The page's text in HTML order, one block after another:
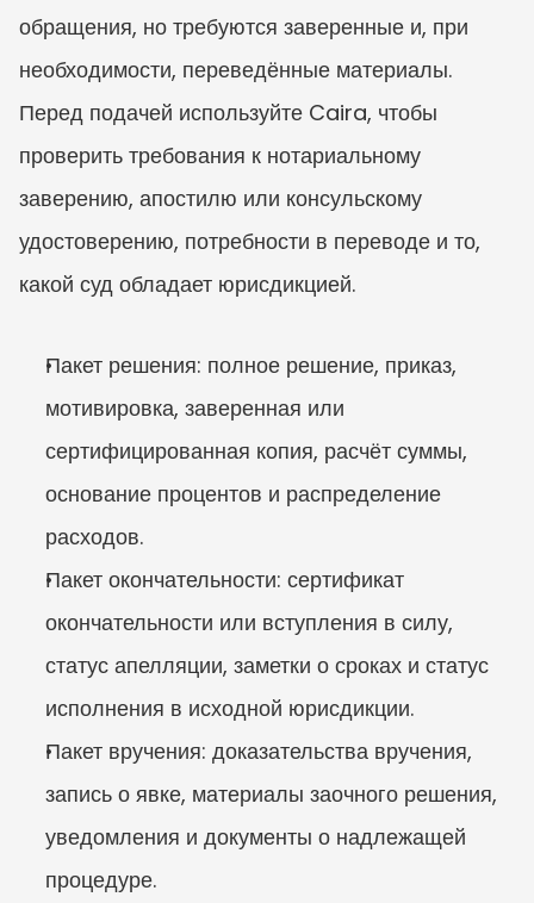
обращения, но требуются заверенные и, при
необходимости, переведённые материалы.
Перед подачей используйте Caira, чтобы
проверить требования к нотариальному
заверению, апостилю или консульскому
удостоверению, потребности в переводе и то,
какой суд обладает юрисдикцией.
Пакет решения: полное решение, приказ,
мотивировка, заверенная или
сертифицированная копия, расчёт суммы,
основание процентов и распределение
расходов.
Пакет окончательности: сертификат
окончательности или вступления в силу,
статус апелляции, заметки о сроках и статус
исполнения в исходной юрисдикции.
Пакет вручения: доказательства вручения,
запись о явке, материалы заочного решения,
уведомления и документы о надлежащей
процедуре.